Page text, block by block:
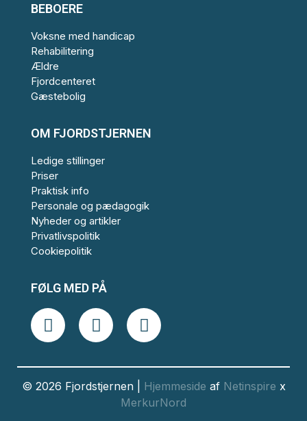
BEBOERE
Voksne med handicap
Rehabilitering
Ældre
Fjordcenteret
Gæstebolig
OM FJORDSTJERNEN
Ledige stillinger
Priser
Praktisk info
Personale og pædagogik
Nyheder og artikler
Privatlivspolitik
Cookiepolitik
FØLG MED PÅ
© 2026 Fjordstjernen | Hjemmeside af Netinspire x
MerkurNord